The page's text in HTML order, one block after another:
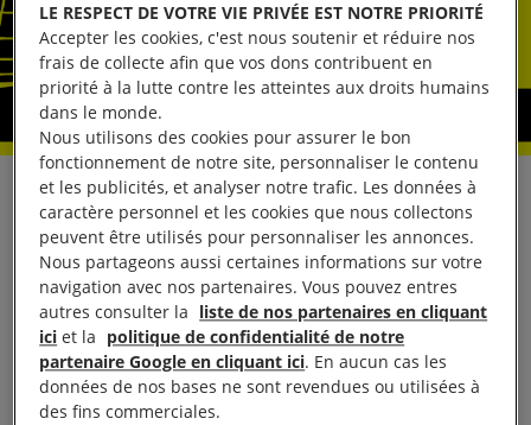
Amnesty International a rassemblé des informations
sur l’impact dévastateur des attaques systématiques
de la Russie contre le système énergétique
ukrainien, grâce à une nouvelle série de
témoignages de personnes qui survivent sans
chauffage, ni électricité, ni eau courante par un
hiver glacial.
LE RESPECT DE VOTRE VIE PRIVÉE EST NOTRE PRIORITÉ
Accepter les cookies, c'est nous soutenir et réduire nos
frais de collecte afin que vos dons contribuent en
priorité à la lutte contre les atteintes aux droits humains
dans le monde.
Nous utilisons des cookies pour assurer le bon
fonctionnement de notre site, personnaliser le contenu
et les publicités, et analyser notre trafic. Les données à
caractère personnel et les cookies que nous collectons
peuvent être utilisés pour personnaliser les annonces.
Nous partageons aussi certaines informations sur votre
navigation avec nos partenaires. Vous pouvez entres
autres consulter la liste de nos partenaires en cliquant
ici et la politique de confidentialité de notre
partenaire Google en cliquant ici. En aucun cas les
données de nos bases ne sont revendues ou utilisées à
des fins commerciales.